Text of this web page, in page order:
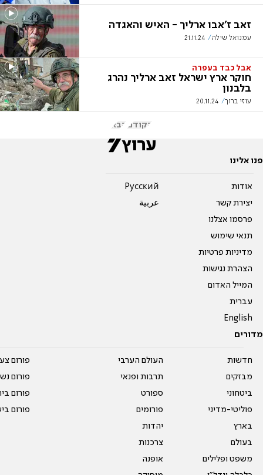
זאב ז'אבו ארליך - האיש והאגדה
עמנואל שילה 21.11.24
אבל כבד בעפרה
חוקר ארץ ישראל זאב ארליך נהרג
בלבנון
עוזי ברוך 20.11.24
הקודם הבא
פנו אלינו
אודות
יצירת קשר
פרסמו אצלנו
תנאי שימוש
מדיניות פרטיות
הצהרת נגישות
המייל האדום
עברית
English
Pусский
عربية
מדורים
חדשות
מבזקים
ביטחוני
פוליטי-מדיני
בארץ
בעולם
משפט ופלילים
העולם הערבי
תרבות ופנאי
ספורט
פורומים
יהדות
צרכנות
אופנה
פורום
פורום
פורום
פורום